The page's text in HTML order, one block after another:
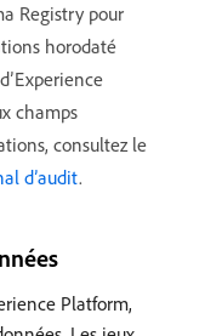
Registry pour
horodaté
champs
consultez le
d’audit.
Platform,